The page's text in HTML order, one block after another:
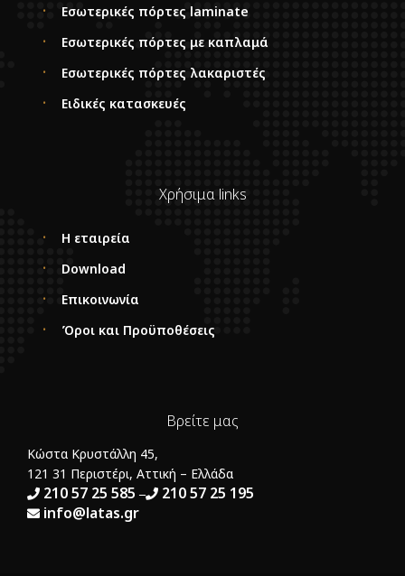
Εσωτερικές πόρτες laminate
Εσωτερικές πόρτες με καπλαμά
Εσωτερικές πόρτες λακαριστές
Ειδικές κατασκευές
Χρήσιμα links
Η εταιρεία
Download
Επικοινωνία
Όροι και Προϋποθέσεις
Βρείτε μας
Κώστα Κρυστάλλη 45,
121 31 Περιστέρι, Αττική – Ελλάδα
210 57 25 585 –
210 57 25 195
info@latas.gr